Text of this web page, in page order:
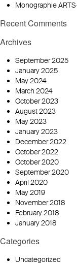
Monographie
Recent Comments
Archives
September 2025
January 2025
May 2024
March 2024
October 2023
August 2023
May 2023
January 2023
December 2022
October 2022
October 2020
September 2020
April 2020
May 2019
November 2018
February 2018
January 2018
Categories
Uncategorized